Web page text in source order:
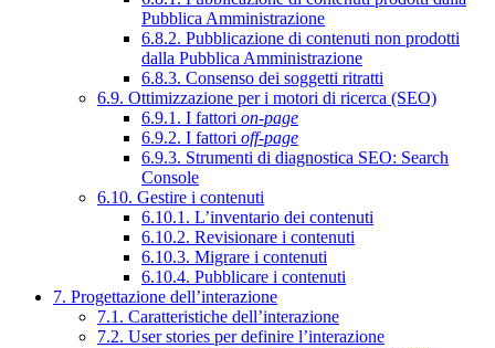
Pubblica Amministrazione
6.8.2. Pubblicazione di contenuti non prodotti
dalla Pubblica Amministrazione
6.8.3. Consenso dei soggetti ritratti
6.9. Ottimizzazione per i motori di ricerca (SEO)
6.9.1. I fattori on-page
6.9.2. I fattori off-page
6.9.3. Strumenti di diagnostica SEO: Search
Console
6.10. Gestire i contenuti
6.10.1. L’inventario dei contenuti
6.10.2. Revisionare i contenuti
6.10.3. Migrare i contenuti
6.10.4. Pubblicare i contenuti
7. Progettazione dell’interazione
7.1. Caratteristiche dell’interazione
7.2. User stories per definire l’interazione